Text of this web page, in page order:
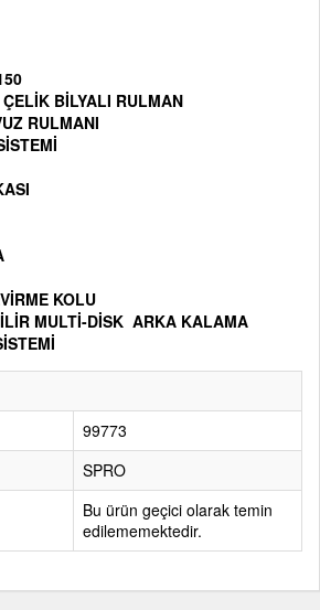
BİLYALI RULMAN
RULMANI
KOLU
MULTİ-DİSK ARKA KALAMA
99773
SPRO
Bu ürün geçici olarak temin
edilememektedir.